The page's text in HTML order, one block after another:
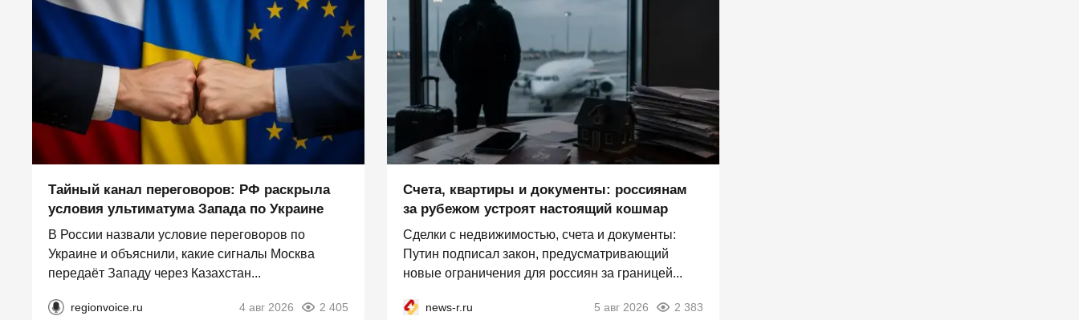
Тайный канал переговоров: РФ раскрыла
условия ультиматума Запада по Украине
В России назвали условие переговоров по
Украине и объяснили, какие сигналы Москва
передаёт Западу через Казахстан...
regionvoice.ru 4 авг 2026 2 405
Счета, квартиры и документы: россиянам
за рубежом устроят настоящий кошмар
Сделки с недвижимостью, счета и документы:
Путин подписал закон, предусматривающий
новые ограничения для россиян за границей...
news-r.ru 5 авг 2026 2 383